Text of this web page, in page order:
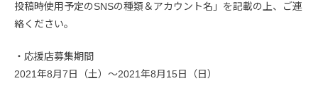
投稿時使用予定のSNSの種類＆アカウント名」を記載の上、ご連
絡ください。
・応援店募集期間
2021年8月7日（土）〜2021年8月15日（日）